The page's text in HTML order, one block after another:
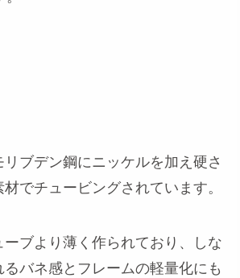
ブデン鋼にニッケルを加え硬さ
でチュービングされています。
ブより薄く作られており、しな
るバネ感とフレームの軽量化にも